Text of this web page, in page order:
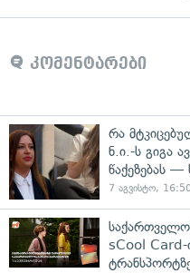
კომენტარები
რა
ნ.ი.-ს გიგა
წაქეზებას —
7 აგვისტო,
sCool Card-